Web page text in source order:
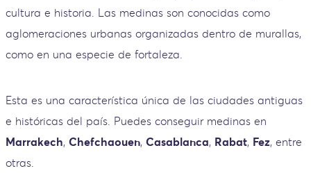
cultura e historia. Las medinas son conocidas como
aglomeraciones urbanas organizadas dentro de murallas,
como en una especie de fortaleza.
Esta es una característica única de las ciudades antiguas
e históricas del país. Puedes conseguir medinas en
Marrakech, Chefchaouen, Casablanca, Rabat, Fez, entre
otras.